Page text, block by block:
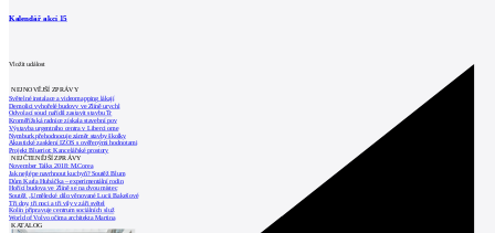
Kalendář akcí 15
Vložit událost
NEJNOVĚJŠÍ ZPRÁVY
Světelné instalace a videomapping lákají
Demolici vyhořelé budovy ve Zlíně urychl
Odvolací soud nařídil zastavit stavbu Tr
Kroměřížská radnice získala stavební pov
Výstavba urgentního centra v Liberci ome
Nymburk přehodnocuje záměr stavby školky
Akustické zasklení IZOS s ověřenými hodnotami
Projekt Blueriot: Kancelářské prostory
NEJČTENĚJŠÍ ZPRÁVY
November Talks 2018: M.Corea
Jak nejlépe navrhnout kuchyň? Soutěž Blum
Dům Karla Hubáčka – experimentální rodin
Hořící budova ve Zlíně se na dvou místec
Soutěž „Umělecké dílo věnované Lucii Bakešové
Tři dny, tři noci a tři vily v záři světel
Kolín připravuje centrum sociálních služ
World of Volvo očima architekta Martina
KATALOG